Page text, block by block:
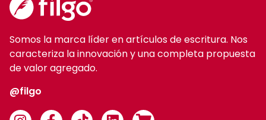
Somos la marca líder en artículos de escritura. Nos
caracteriza la innovación y una completa propuesta
de valor agregado.
@filgo